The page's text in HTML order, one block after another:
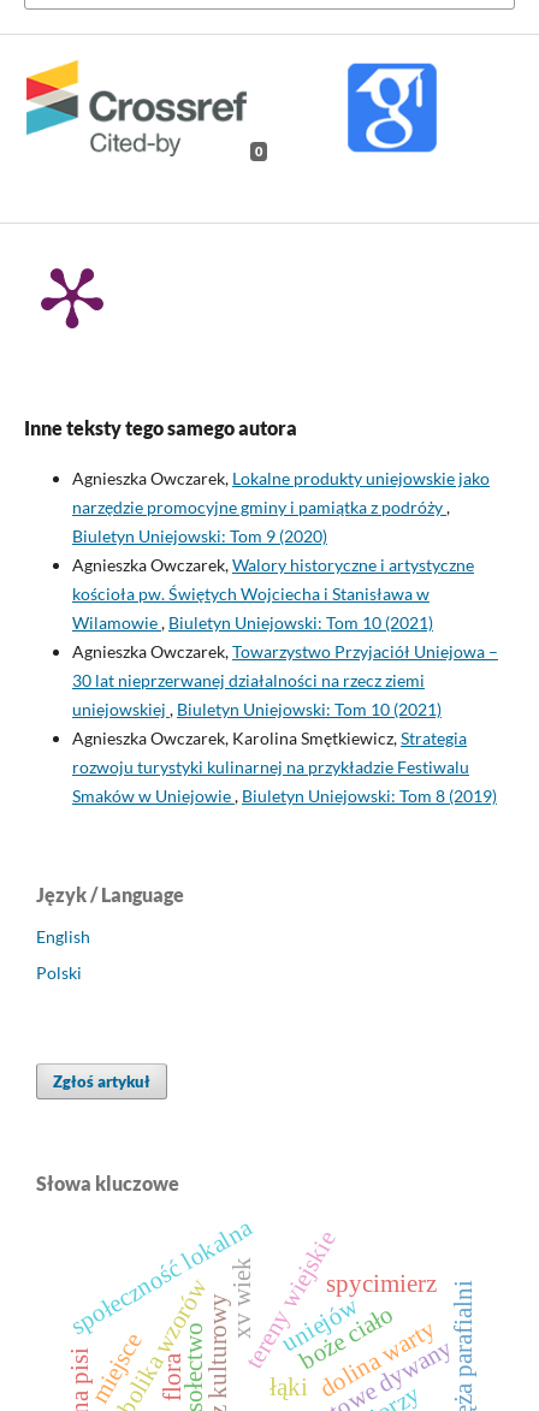
0
Inne teksty tego samego autora
Agnieszka Owczarek, Lokalne produkty uniejowskie jako
narzędzie promocyjne gminy i pamiątka z podróży,
Biuletyn Uniejowski: Tom 9 (2020)
Agnieszka Owczarek,Walory historyczne i artystyczne
kościoła pw. Świętych Wojciecha i Stanisława w
Wilamowie, Biuletyn Uniejowski: Tom 10 (2021)
Agnieszka Owczarek,Towarzystwo Przyjaciół Uniejowa –
30 lat nieprzerwanej działalności na rzecz ziemi
uniejowskiej , Biuletyn Uniejowski: Tom 10 (2021)
Agnieszka Owczarek, Karolina Smętkiewicz,Strategia
rozwoju turystyki kulinarnej na przykładzie Festiwalu
Smaków w Uniejowie, Biuletyn Uniejowski: Tom 8 (2019)
Język / Language
English
Polski
Zgłoś artykuł
Słowa kluczowe
tereny wiejskiedolina warty
uniejów
spycimierz
boże ciało
symbolika wzorów
społeczność lokalna
sołectwo
flora łąki księża parafialni
xv wiek
miejsce